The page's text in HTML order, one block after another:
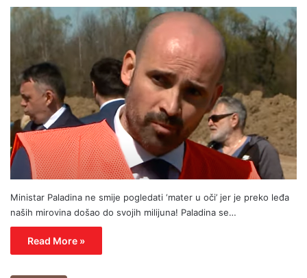
Ministar Paladina ne smije pogledati ‘mater u oči’ jer je preko leđa
naših mirovina došao do svojih milijuna! Paladina se…
Read More »